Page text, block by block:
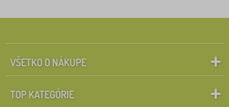
VŠETKO O NÁKUPE
TOP KATEGÓRIE